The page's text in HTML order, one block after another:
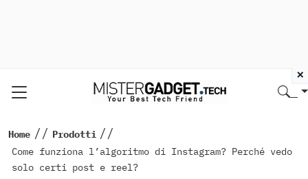
Home // Prodotti //
Come funziona l’algoritmo di Instagram? Perché vedo
solo certi post e reel?
×